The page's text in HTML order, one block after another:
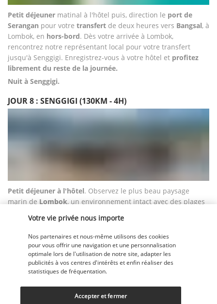
Petit déjeuner matinal à l'hôtel puis, direction le port de
Serangan pour votre transfert de deux heures vers Bangsal, à
Lombok, en hors-bord. Dès votre arrivée à Lombok,
rencontrez notre représentant local pour votre transfert
jusqu'à Senggigi. Enregistrez-vous à votre hôtel et profitez
librement du reste de la journée.
Nuit à Senggigi.
JOUR 8 : SENGGIGI (130KM - 4H)
Petit déjeuner à l'hôtel. Observez le plus beau paysage
marin de Lombok, un environnement intact avec des plages
collines verdoyantes au loin. Transfert
idyllique de Selong Belanak, située au sud de Lombok, à
moins de deux heures de route de Senggigi. Passez par de
belles routes sinueuses avec de nombreuses fermes de tabac
vert et des collines sèches. Profitez de ce moment de détente
pour vous baigner, vous prélasser ou soleil ou vous initier au
surf.
sera servi dans un restaurant local. Si vous
Votre vie privée nous importe
Nos partenaires et nous-même utilisons des cookies
pour vous offrir une navigation et une personnalisation
optimale lors de l'utilisation de notre site, adapter les
publicités à vos centres d'intérêts et enfin réaliser des
statistiques de fréquentation.
Accepter et fermer